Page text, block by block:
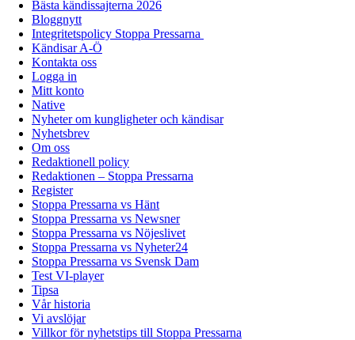
Bästa kändissajterna 2026
Bloggnytt
Integritetspolicy Stoppa Pressarna
Kändisar A-Ö
Kontakta oss
Logga in
Mitt konto
Native
Nyheter om kungligheter och kändisar
Nyhetsbrev
Om oss
Redaktionell policy
Redaktionen – Stoppa Pressarna
Register
Stoppa Pressarna vs Hänt
Stoppa Pressarna vs Newsner
Stoppa Pressarna vs Nöjeslivet
Stoppa Pressarna vs Nyheter24
Stoppa Pressarna vs Svensk Dam
Test VI-player
Tipsa
Vår historia
Vi avslöjar
Villkor för nyhetstips till Stoppa Pressarna